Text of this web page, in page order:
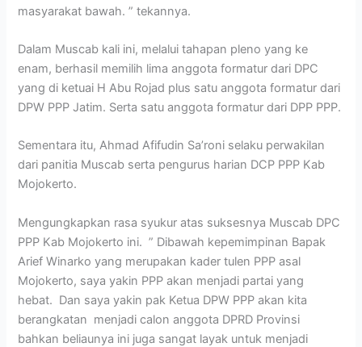
masyarakat bawah. ” tekannya.
Dalam Muscab kali ini, melalui tahapan pleno yang ke
enam, berhasil memilih lima anggota formatur dari DPC
yang di ketuai H Abu Rojad plus satu anggota formatur dari
DPW PPP Jatim. Serta satu anggota formatur dari DPP PPP.
Sementara itu, Ahmad Afifudin Sa’roni selaku perwakilan
dari panitia Muscab serta pengurus harian DCP PPP Kab
Mojokerto.
Mengungkapkan rasa syukur atas suksesnya Muscab DPC
PPP Kab Mojokerto ini. ” Dibawah kepemimpinan Bapak
Arief Winarko yang merupakan kader tulen PPP asal
Mojokerto, saya yakin PPP akan menjadi partai yang
hebat. Dan saya yakin pak Ketua DPW PPP akan kita
berangkatan menjadi calon anggota DPRD Provinsi
bahkan beliaunya ini juga sangat layak untuk menjadi